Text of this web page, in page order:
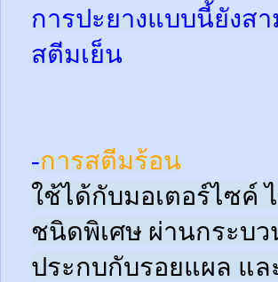
การปะยางแบบนี้ยังส
สตีมเย็น
-การสตีมร้อน
ใช้ได้กับมอเตอร์ไซค์
ชนิดพิเศษ ผ่านกระบ
ประกบกับรอยแผล แล